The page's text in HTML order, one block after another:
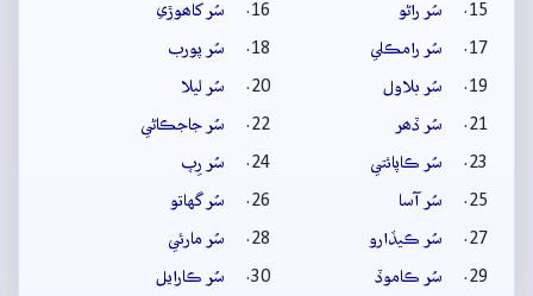
سُر راڻو
سُر کاھوڙي
سُر رامڪلي
سُر پورب
سُر بلاول
سُر ليلا
سُر ڏھر
سُر جاجڪاڻي
سُر ڪاپائتي
سُر رِپ
سُر آسا
سُر گهاتو
سُر ڪيڏارو
سُر مارئي
سُر ڪاموڏ
سُر ڪارايل